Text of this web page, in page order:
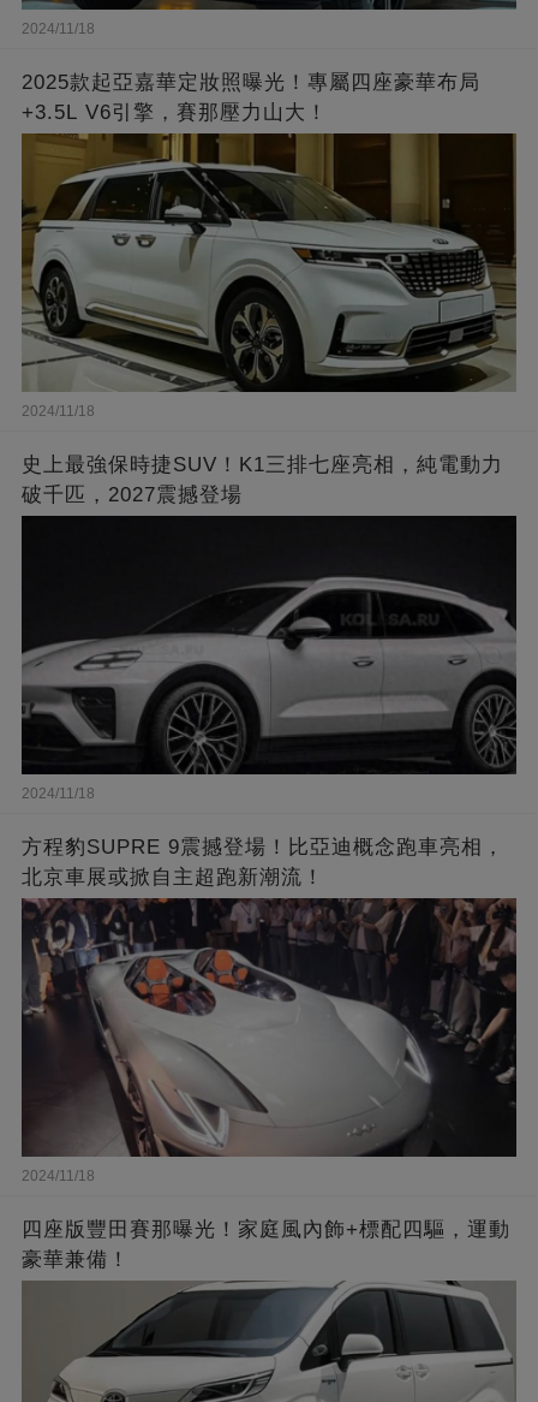
2024/11/18
2025款起亞嘉華定妝照曝光！專屬四座豪華布局
+3.5L V6引擎，賽那壓力山大！
2024/11/18
史上最強保時捷SUV！K1三排七座亮相，純電動力
破千匹，2027震撼登場
2024/11/18
方程豹SUPRE 9震撼登場！比亞迪概念跑車亮相，
北京車展或掀自主超跑新潮流！
2024/11/18
四座版豐田賽那曝光！家庭風內飾+標配四驅，運動
豪華兼備！